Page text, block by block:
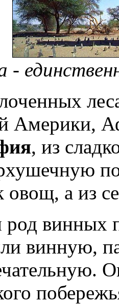
-
Америки,
, из
овощ, а из
род винных
винную,